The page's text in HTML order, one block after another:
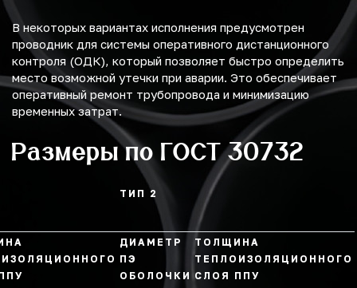
В некоторых вариантах исполнения предусмотрен
проводник для системы оперативного дистанционного
контроля (ОДК), который позволяет быстро определить
место возможной утечки при аварии. Это обеспечивает
оперативный ремонт трубопровода и минимизацию
временных затрат.
Размеры по ГОСТ 30732
ТИП 2
ДИАМЕТР
ПЭ
ОБОЛОЧКИ
ТОЛЩИНА
ТЕПЛОИЗОЛЯЦИОННОГО
СЛОЯ ППУ